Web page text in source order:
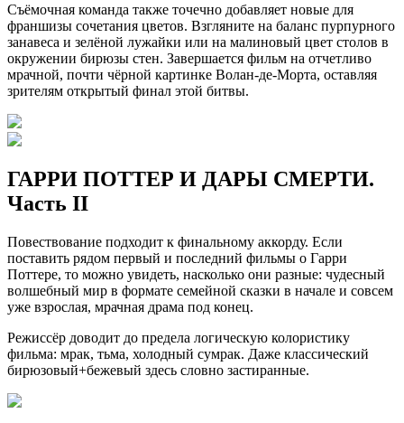
Съёмочная команда также точечно добавляет новые для
франшизы сочетания цветов. Взгляните на баланс пурпурного
занавеса и зелёной лужайки или на малиновый цвет столов в
окружении бирюзы стен. Завершается фильм на отчетливо
мрачной, почти чёрной картинке Волан-де-Морта, оставляя
зрителям открытый финал этой битвы.
ГАРРИ ПОТТЕР И ДАРЫ СМЕРТИ.
Часть II
Повествование подходит к финальному аккорду. Если
поставить рядом первый и последний фильмы о Гарри
Поттере, то можно увидеть, насколько они разные: чудесный
волшебный мир в формате семейной сказки в начале и совсем
уже взрослая, мрачная драма под конец.
Режиссёр доводит до предела логическую колористику
фильма: мрак, тьма, холодный сумрак. Даже классический
бирюзовый+бежевый здесь словно застиранные.